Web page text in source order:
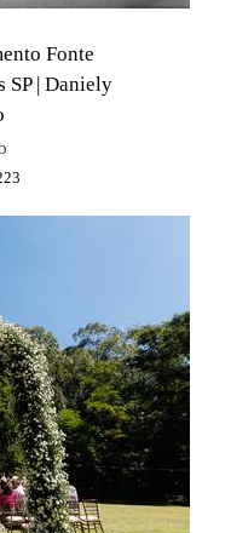
Fonte
SP | Daniely